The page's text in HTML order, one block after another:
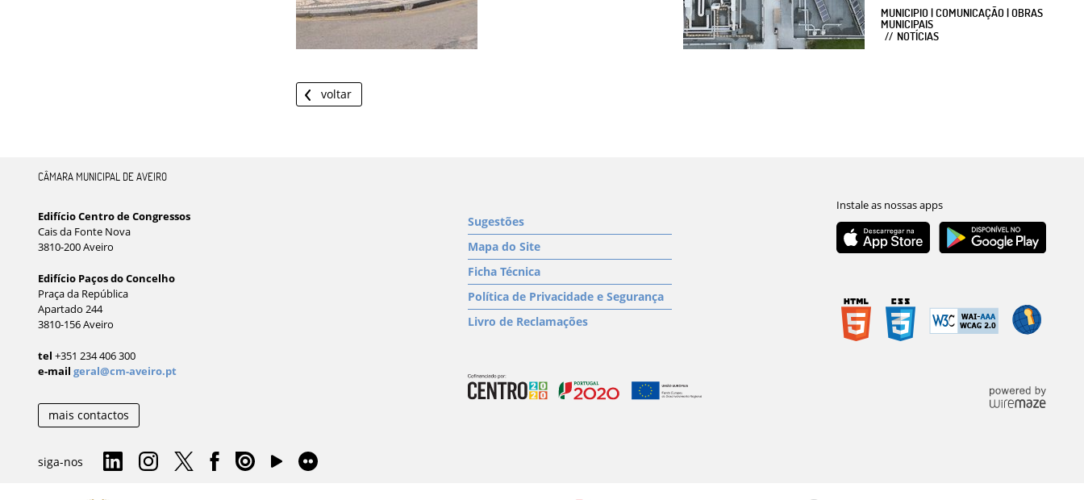
MUNICIPIO | COMUNICAÇÃO | OBRAS
MUNICIPAIS
NOTÍCIAS
voltar
CÂMARA MUNICIPAL DE AVEIRO
Edifício Centro de Congressos
Cais da Fonte Nova
3810-200 Aveiro
Edifício Paços do Concelho
Praça da República
Apartado 244
3810-156 Aveiro
tel +351 234 406 300
e-mail geral@cm-aveiro.pt
mais contactos
siga-nos
Sugestões
Mapa do Site
Ficha Técnica
Política de Privacidade e Segurança
Livro de Reclamações